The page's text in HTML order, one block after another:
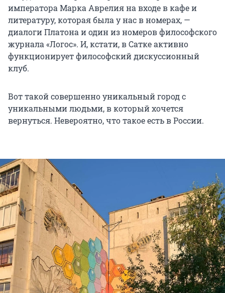
императора Марка Аврелия на входе в кафе и
литературу, которая была у нас в номерах, —
диалоги Платона и один из номеров философского
журнала «Логос». И, кстати, в Сатке активно
функционирует философский дискуссионный
клуб.
Вот такой совершенно уникальный город с
уникальными людьми, в который хочется
вернуться. Невероятно, что такое есть в России.